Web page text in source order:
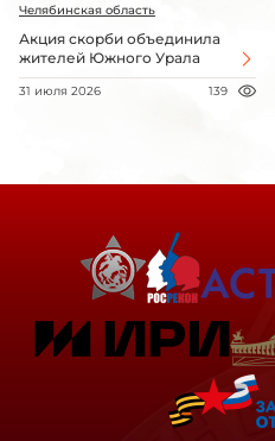
Челябинская область
Акция скорби объединила
жителей Южного Урала
31 июля 2026 139